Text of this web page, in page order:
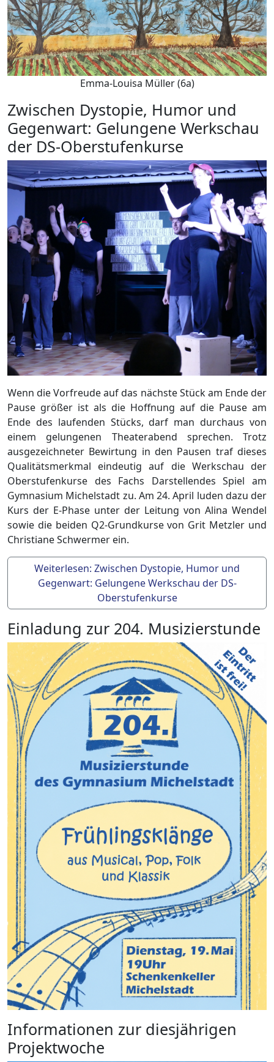
Emma-Louisa Müller (6a)
Zwischen Dystopie, Humor und
Gegenwart: Gelungene Werkschau
der DS-Oberstufenkurse
Wenn die Vorfreude auf das nächste Stück am Ende der
Pause größer ist als die Hoffnung auf die Pause am
Ende des laufenden Stücks, darf man durchaus von
einem gelungenen Theaterabend sprechen. Trotz
ausgezeichneter Bewirtung in den Pausen traf dieses
Qualitätsmerkmal eindeutig auf die Werkschau der
Oberstufenkurse des Fachs Darstellendes Spiel am
Gymnasium Michelstadt zu. Am 24. April luden dazu der
Kurs der E-Phase unter der Leitung von Alina Wendel
sowie die beiden Q2-Grundkurse von Grit Metzler und
Christiane Schwermer ein.
Weiterlesen: Zwischen Dystopie, Humor und
Gegenwart: Gelungene Werkschau der DS-
Oberstufenkurse
Einladung zur 204. Musizierstunde
Informationen zur diesjährigen
Projektwoche